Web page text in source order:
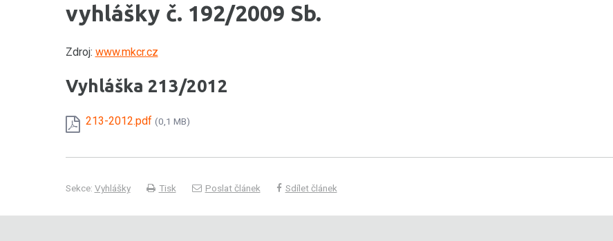
vyhlášky č. 192/2009 Sb.
Zdroj: www.mkcr.cz
Vyhláška 213/2012
213-2012.pdf (0,1 MB)
Sekce: Vyhlášky Tisk Poslat článek Sdílet článek